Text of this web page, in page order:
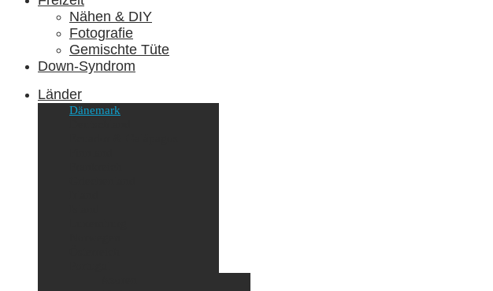
Nähen & DIY
Fotografie
Gemischte Tüte
Down-Syndrom
Länder
Dänemark